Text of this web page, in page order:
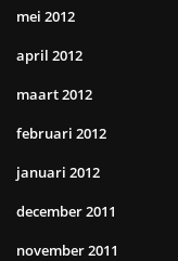
mei 2012
april 2012
maart 2012
februari 2012
januari 2012
december 2011
november 2011